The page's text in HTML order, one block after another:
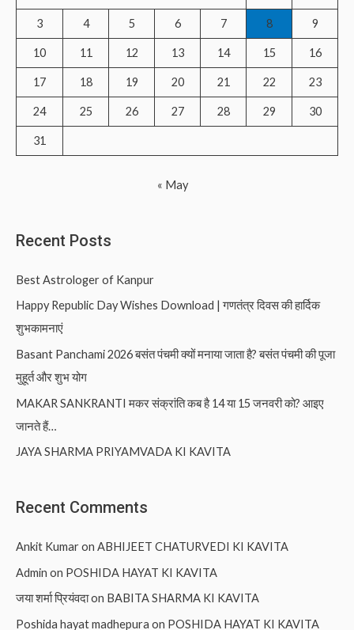
o
3 4 5 6 7 8 9
10 11 12 13 14 15 16
17 18 19 20 21 22 23
24 25 26 27 28 29 30
31
« May
Recent Posts
Best Astrologer of Kanpur
Happy Republic Day Wishes Download | गणतंत्र दिवस की हार्दिक
शुभकामनाएं
Basant Panchami 2026 बसंत पंचमी क्यों मनाया जाता है? बसंत पंचमी की पूजा
मुहूर्त और शुभ योग
MAKAR SANKRANTI मकर संक्रांति कब है 14 या 15 जनवरी को? आइए
जानते हैं…
JAYA SHARMA PRIYAMVADA KI KAVITA
Recent Comments
Ankit Kumaron ABHIJEET CHATURVEDI KI KAVITA
Admin on POSHIDA HAYAT KI KAVITA
जया शर्मा प्रियंवदाon BABITA SHARMA KI KAVITA
Poshida hayat madhepura on POSHIDA HAYAT KI KAVITA